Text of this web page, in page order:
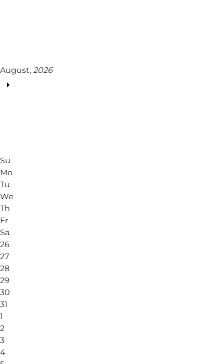
August, 2026
Su
Mo
Tu
We
Th
Fr
Sa
26
27
28
29
30
31
1
2
3
4